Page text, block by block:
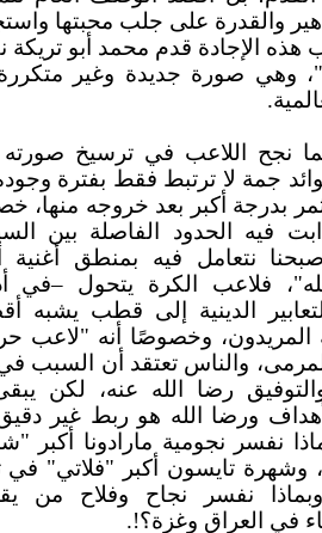
والقدرة على جلب محبتها
الإجادة قدم محمد أبو تريكة
وهي صورة جديدة وغير
نجح اللاعب في ترسيخ
جمة لا ترتبط فقط بفترة
بدرجة أكبر بعد خروجه منها،
فيه الحدود الفاصلة بين
نتعامل فيه بمنطق أغنية
فلاعب الكرة يتحول –في
الدينية إلى قطب يشبه
المريدون، وخصوصًا أنه "لاعب
والناس تعتقد أن السبب
رضا الله عنه، لكن
ورضا الله هو ربط غير
نفسر نجومية مارادونا أكبر
وشهرة تايسون أكبر "فلاتي" في
نفسر نجاح وفلاح من
في العراق وغزة؟!.